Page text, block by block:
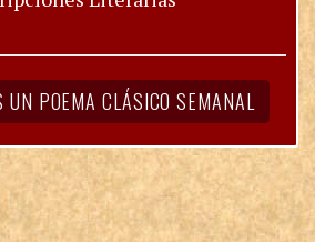
UN POEMA CLÁSICO SEMANAL